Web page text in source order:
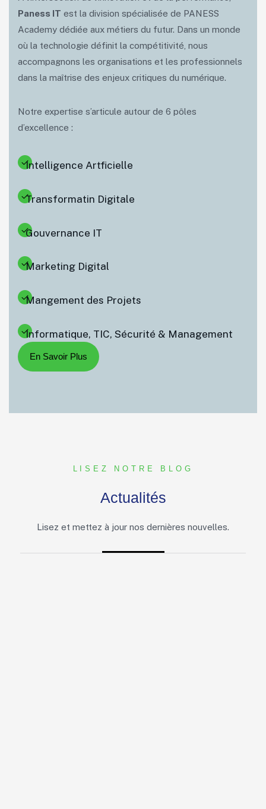
Paness IT est la division spécialisée de PANESS
Academy dédiée aux métiers du futur. Dans un monde
où la technologie définit la compétitivité, nous
accompagnons les organisations et les professionnels
dans la maîtrise des enjeux critiques du numérique.
Notre expertise s’articule autour de 6 pôles
d’excellence :
Intelligence Artficielle
Transformatin Digitale
Gouvernance IT
Marketing Digital
Mangement des Projets
Informatique, TIC, Sécurité & Management
LISEZ NOTRE BLOG
Actualités
Lisez et mettez à jour nos dernières nouvelles.